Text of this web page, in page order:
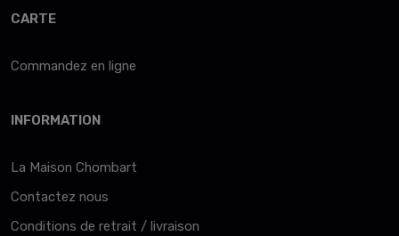
CARTE
Commandez en ligne
INFORMATION
La Maison Chombart
Contactez nous
Conditions de retrait / livraison